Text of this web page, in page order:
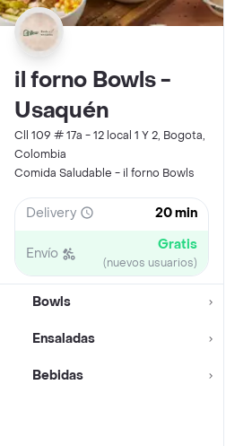
il forno Bowls -
Usaquén
Cll 109 # 17a - 12 local 1 Y 2, Bogota,
Colombia
Comida Saludable - il forno Bowls
Delivery 20 min
Envío Gratis
(nuevos usuarios)
Bowls
Ensaladas
Bebidas